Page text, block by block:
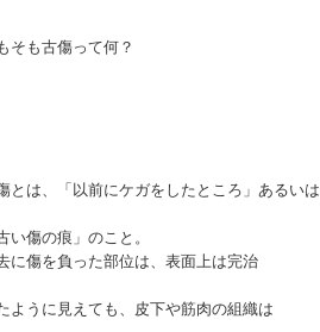
そも古傷って何？
とは、「以前にケガをしたところ」あるいは
い傷の痕」のこと。
に傷を負った部位は、表面上は完治
ように見えても、皮下や筋肉の組織は